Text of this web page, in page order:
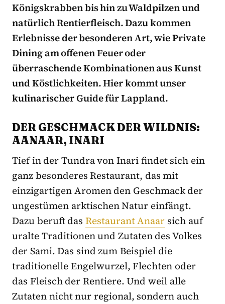
Königskrabben bis hin zu Waldpilzen und
natürlich Rentierfleisch. Dazu kommen
Erlebnisse der besonderen Art, wie Private
Dining am offenen Feuer oder
überraschende Kombinationen aus Kunst
und Köstlichkeiten. Hier kommt unser
kulinarischer Guide für Lappland.
DER GESCHMACK DER WILDNIS:
AANAAR, INARI
Tief in der Tundra von Inari findet sich ein
ganz besonderes Restaurant, das mit
einzigartigen Aromen den Geschmack der
ungestümen arktischen Natur einfängt.
Dazu beruft das Restaurant Anaar sich auf
uralte Traditionen und Zutaten des Volkes
der Sami. Das sind zum Beispiel die
traditionelle Engelwurzel, Flechten oder
das Fleisch der Rentiere. Und weil alle
Zutaten nicht nur regional, sondern auch